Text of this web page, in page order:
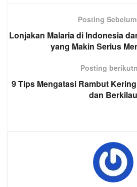
Posting
Lonjakan Malaria di Indonesia
yang Makin Serius
Posting
9 Tips Mengatasi Rambut
dan Berkilau